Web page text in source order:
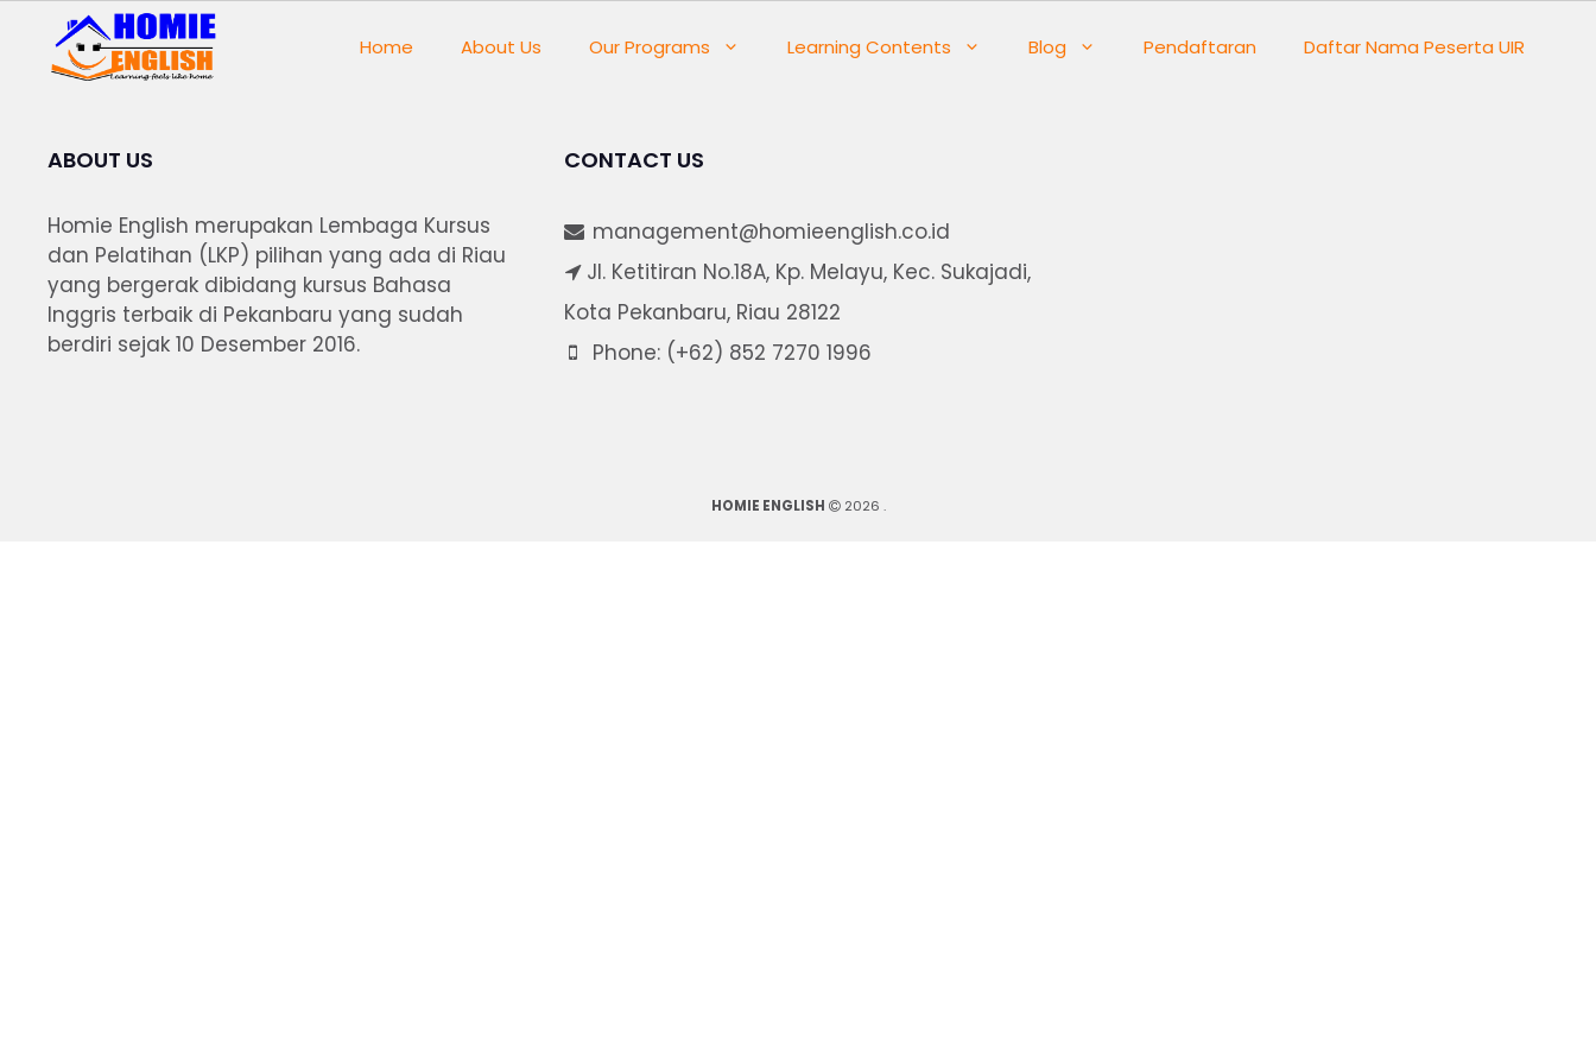
Home About Us Our Programs Learning Contents Blog Pendaftaran Daftar Nama Peserta UIR
ABOUT US
Homie English merupakan Lembaga Kursus
dan Pelatihan (LKP) pilihan yang ada di Riau
yang bergerak dibidang kursus Bahasa
Inggris terbaik di Pekanbaru yang sudah
berdiri sejak 10 Desember 2016.
CONTACT US
management@homieenglish.co.id
Jl. Ketitiran No.18A, Kp. Melayu, Kec. Sukajadi,
Kota Pekanbaru, Riau 28122
Phone: (+62) 852 7270 1996
HOMIE ENGLISH 2026 .